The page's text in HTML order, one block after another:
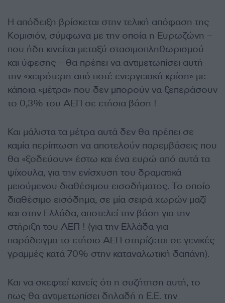
Η απόδειξη βρίσκεται στην τελική απόφαση της
Κομισιόν, σύμφωνα με την οποία η Ευρωζώνη –
που ήδη κινείται μεταξύ στασιμοπληθωρισμού
και ύφεσης – θα πρέπει να αντιμετωπίσει αυτή
την «χειρότερη από ποτέ ενεργειακή κρίση» με
κάποια «μέτρα» που δεν μπορούν να ξεπεράσουν
το 0,3% του ΑΕΠ σε ετήσια βάση !
Και μάλιστα τα μέτρα αυτά δεν θα πρέπει σε
καμία περίπτωση να αποτελούν παρεμβάσεις που
θα «ξοδεύουν» έστω και ένα ευρώ από αυτά τα
ψίχουλα, για την ενίσχυση του δραματικά
μειούμενου διαθέσιμου εισοδήματος. Το οποίο
διαθέσιμο εισόδημα, σε μία σειρά χωρών μαζί
και στην Ελλάδα, αποτελεί την βάση για την
στήριξη του ΑΕΠ ! (για την Ελλάδα για
παράδειγμα το ετήσιο ΑΕΠ στηρίζεται σε γενικές
γραμμές κατά 70% στην καταναλωτική δαπάνη).
Και να σκεφτεί κανείς ότι η συζήτηση αυτή, το
πως θα αντιμετωπίσει δηλαδή η Ε.Ε. την